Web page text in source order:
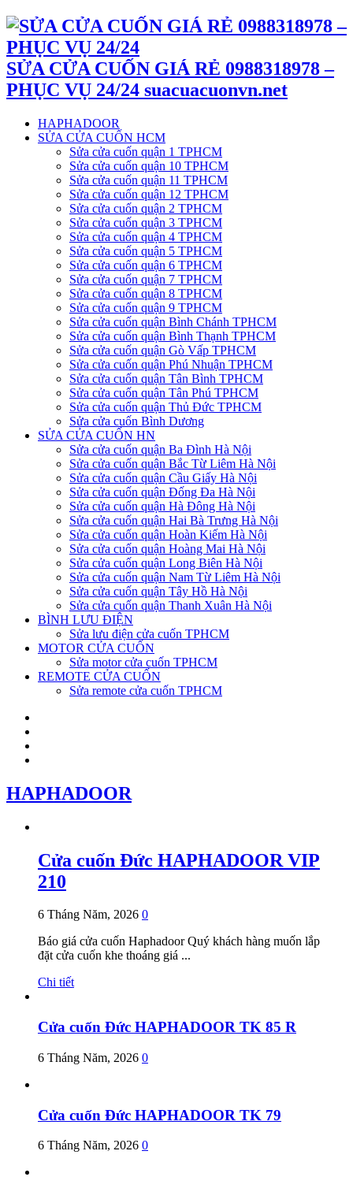
SỬA CỬA CUỐN GIÁ RẺ 0988318978 –
PHỤC VỤ 24/24 suacuacuonvn.net
HAPHADOOR
SỬA CỬA CUỐN HCM
Sửa cửa cuốn quận 1 TPHCM
Sửa cửa cuốn quận 10 TPHCM
Sửa cửa cuốn quận 11 TPHCM
Sửa cửa cuốn quận 12 TPHCM
Sửa cửa cuốn quận 2 TPHCM
Sửa cửa cuốn quận 3 TPHCM
Sửa cửa cuốn quận 4 TPHCM
Sửa cửa cuốn quận 5 TPHCM
Sửa cửa cuốn quận 6 TPHCM
Sửa cửa cuốn quận 7 TPHCM
Sửa cửa cuốn quận 8 TPHCM
Sửa cửa cuốn quận 9 TPHCM
Sửa cửa cuốn quận Bình Chánh TPHCM
Sửa cửa cuốn quận Bình Thạnh TPHCM
Sửa cửa cuốn quận Gò Vấp TPHCM
Sửa cửa cuốn quận Phú Nhuận TPHCM
Sửa cửa cuốn quận Tân Bình TPHCM
Sửa cửa cuốn quận Tân Phú TPHCM
Sửa cửa cuốn quận Thủ Đức TPHCM
Sửa cửa cuốn Bình Dương
SỬA CỬA CUỐN HN
Sửa cửa cuốn quận Ba Đình Hà Nội
Sửa cửa cuốn quận Bắc Từ Liêm Hà Nội
Sửa cửa cuốn quận Cầu Giấy Hà Nội
Sửa cửa cuốn quận Đống Đa Hà Nội
Sửa cửa cuốn quận Hà Đông Hà Nội
Sửa cửa cuốn quận Hai Bà Trưng Hà Nội
Sửa cửa cuốn quận Hoàn Kiếm Hà Nội
Sửa cửa cuốn quận Hoàng Mai Hà Nội
Sửa cửa cuốn quận Long Biên Hà Nội
Sửa cửa cuốn quận Nam Từ Liêm Hà Nội
Sửa cửa cuốn quận Tây Hồ Hà Nội
Sửa cửa cuốn quận Thanh Xuân Hà Nội
BÌNH LƯU ĐIỆN
Sửa lưu điện cửa cuốn TPHCM
MOTOR CỬA CUỐN
Sửa motor cửa cuốn TPHCM
REMOTE CỬA CUỐN
Sửa remote cửa cuốn TPHCM
HAPHADOOR
Cửa cuốn Đức HAPHADOOR VIP
210
6 Tháng Năm, 2026 0
Báo giá cửa cuốn Haphadoor Quý khách hàng muốn lắp
đặt cửa cuốn khe thoáng giá ...
Chi tiết
Cửa cuốn Đức HAPHADOOR TK 85 R
6 Tháng Năm, 2026 0
Cửa cuốn Đức HAPHADOOR TK 79
6 Tháng Năm, 2026 0